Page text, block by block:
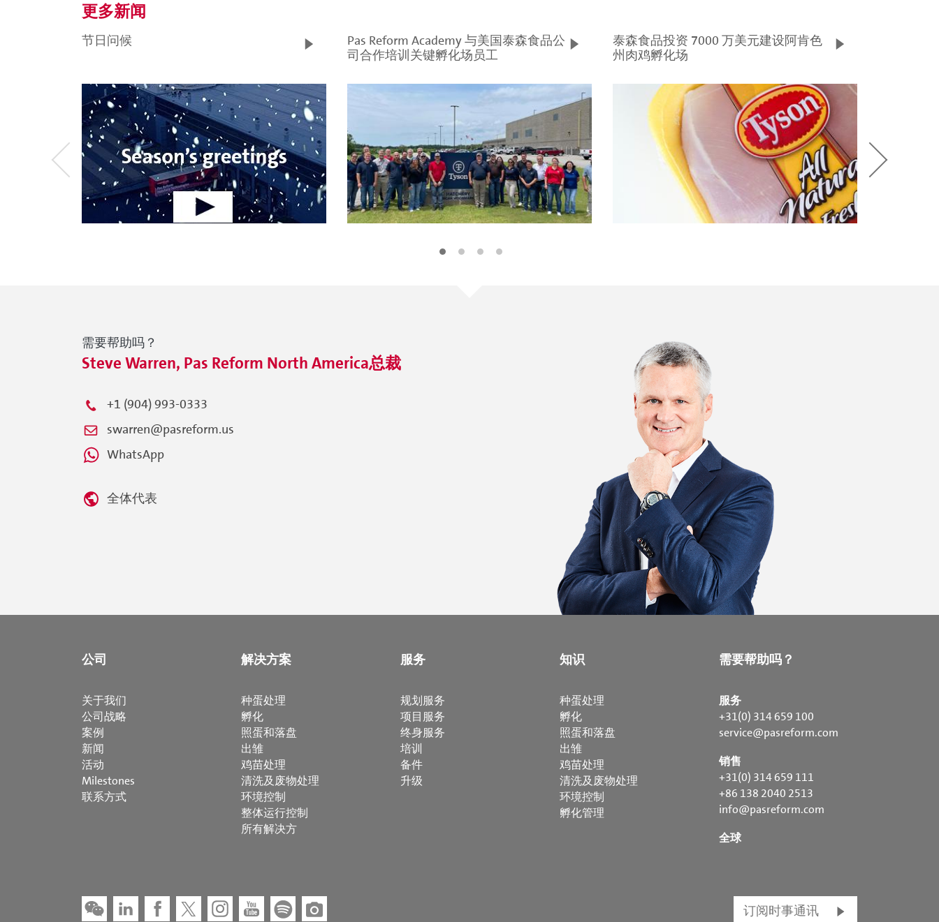
更多新闻
节日问候
Pas Reform Academy 与美国泰森食品公
司合作培训关键孵化场员工
泰森食品投资 7000 万美元建设阿肯色
州肉鸡孵化场
需要帮助吗？
Steve Warren, Pas Reform North America总裁
+1 (904) 993-0333
swarren@pasreform.us
WhatsApp
全体代表
公司
关于我们
公司战略
案例
新闻
活动
Milestones
联系方式
解决方案
种蛋处理
孵化
照蛋和落盘
出雏
鸡苗处理
清洗及废物处理
环境控制
整体运行控制
所有解决方
服务
规划服务
项目服务
终身服务
培训
备件
升级
知识
种蛋处理
孵化
照蛋和落盘
出雏
鸡苗处理
清洗及废物处理
环境控制
孵化管理
需要帮助吗？
服务
+31(0) 314 659 100
service@pasreform.com
销售
+31(0) 314 659 111
+86 138 2040 2513
info@pasreform.com
全球
订阅时事通讯